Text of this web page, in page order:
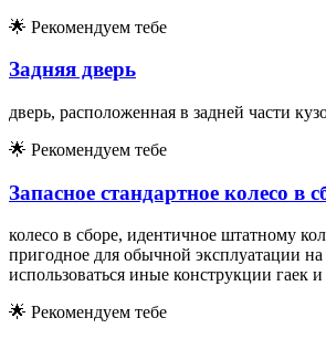
🌟 Рекомендуем тебе
Задняя дверь
дверь, расположенная в задней части
🌟 Рекомендуем тебе
Запасное стандартное колесо в
колесо в сборе, идентичное штатному
пригодное для обычной эксплуатации
использоваться иные конструкции гаек
🌟 Рекомендуем тебе